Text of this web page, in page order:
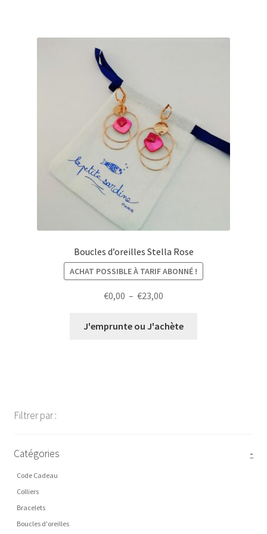
Boucles d’oreilles Stella Rose
ACHAT POSSIBLE À TARIF ABONNÉ !
€0,00 – €23,00
prix :
J'emprunte ou J'achète
Filtrer par :
Catégories -
Code Cadeau
Colliers
Bracelets
Boucles d'oreilles